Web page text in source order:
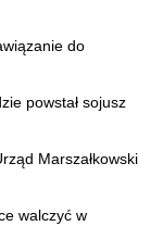
do
powstał sojusz
Marszałkowski
walczyć w